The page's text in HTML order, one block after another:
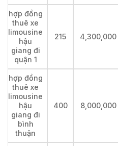
hợp đồng
thuê xe
limousine
hậu
giang đi
quận 1
215 4,300,000
hợp đồng
thuê xe
limousine
hậu
giang đi
bình
thuận
400 8,000,000